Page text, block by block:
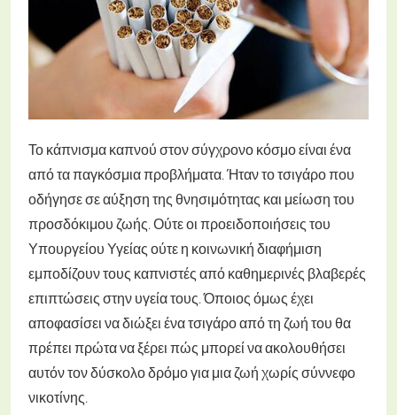
Το κάπνισμα καπνού στον σύγχρονο κόσμο είναι ένα
από τα παγκόσμια προβλήματα. Ήταν το τσιγάρο που
οδήγησε σε αύξηση της θνησιμότητας και μείωση του
προσδόκιμου ζωής. Ούτε οι προειδοποιήσεις του
Υπουργείου Υγείας ούτε η κοινωνική διαφήμιση
εμποδίζουν τους καπνιστές από καθημερινές βλαβερές
επιπτώσεις στην υγεία τους. Όποιος όμως έχει
αποφασίσει να διώξει ένα τσιγάρο από τη ζωή του θα
πρέπει πρώτα να ξέρει πώς μπορεί να ακολουθήσει
αυτόν τον δύσκολο δρόμο για μια ζωή χωρίς σύννεφο
νικοτίνης.